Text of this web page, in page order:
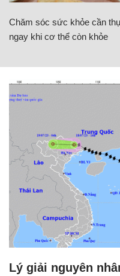
Chăm sóc sức khỏe cần
ngay khi cơ thể còn khỏe
Lý giải nguyên